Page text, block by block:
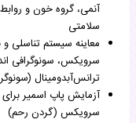
آنمی، گروه خون و
سلامتی
معاینه سیستم تناسلی
سرویکس، سونوگرافی
ترانس‌آبدومینال
آزمایش پاپ اسمیر
سرویکس (گردن رحم)